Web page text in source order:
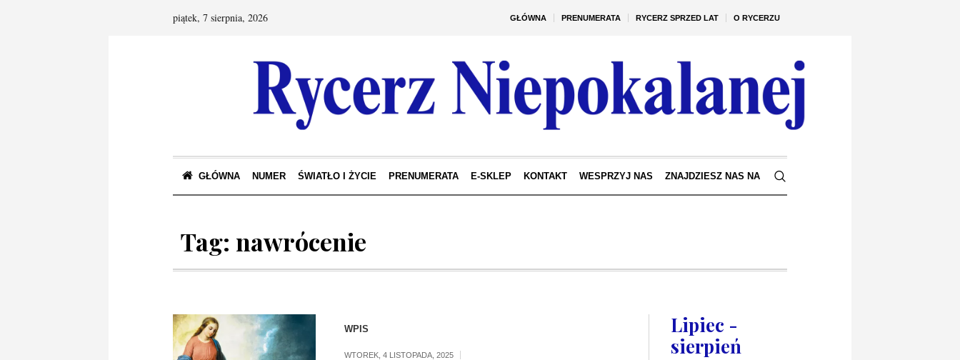
GŁÓWNA PRENUMERATA RYCERZ SPRZED LAT O RYCERZU
piątek, 7 sierpnia, 2026
GŁÓWNA NUMER ŚWIATŁO I ŻYCIE PRENUMERATA E-SKLEP KONTAKT WESPRZYJ NAS ZNAJDZIESZ NAS NA
Tag: nawrócenie
WPIS
WTOREK, 4 LISTOPADA, 2025
Lipiec -
sierpień